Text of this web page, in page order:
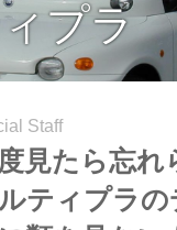
プラ
Staff
見たら忘れ
ティプラ